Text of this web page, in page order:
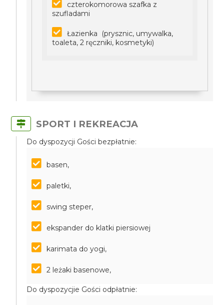
czterokomorowa szafka z
szufladami
Łazienka (prysznic, umywalka,
toaleta, 2 ręczniki, kosmetyki)
SPORT I REKREACJA
Do dyspozycji Gości bezpłatnie:
basen,
paletki,
swing steper,
ekspander do klatki piersiowej
karimata do yogi,
2 leżaki basenowe,
Do dyspozycjie Gości odpłatnie: